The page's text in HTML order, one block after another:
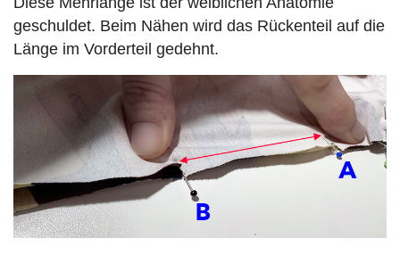
geschuldet. Beim Nähen wird das Rückenteil auf die
Länge im Vorderteil gedehnt.